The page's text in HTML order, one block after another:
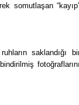
somutlaşan
saklandığı